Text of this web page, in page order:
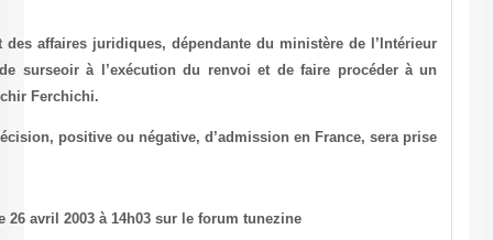
La direction des Libertés publiques et des affaires juridiques,
(Français, NDLR), a pris la décision de surseoir à l’exécution
réexamen de la demande d’asile de
A l’issue de ce nouvel examen, une décision, positive ou négative,
(Info publiée par Mme Loiza Toscane le 26 avril 2003 à 14h03 sur le